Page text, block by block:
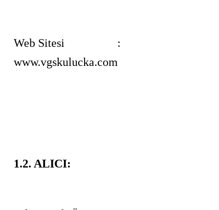
Web Sitesi :
www.vgskulucka.com
1.2. ALICI: